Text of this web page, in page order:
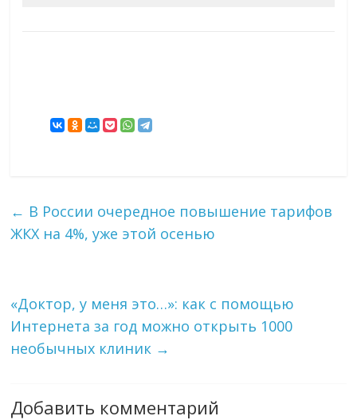
← В России очередное повышение тарифов
ЖКХ на 4%, уже этой осенью
«Доктор, у меня это…»: как с помощью
Интернета за год можно открыть 1000
необычных клиник →
Добавить комментарий